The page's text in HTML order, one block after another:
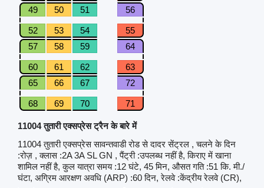
49
50 51 56
52 53 54
55
57
58 59 64
60 61 62
63
65
66 67 72
68 69 70 71
11004 तुतारी एक्सप्रेस ट्रैन के बारे में
11004 तुतारी एक्सप्रेस सावन्तवाडी रोड से दादर सेंट्रल , चलने के दिन
:रोज़ , क्लास :2A 3A SL GN , पैंट्री :उपलब्ध नहीं है, किराए में खाना
शामिल नहीं है, कुल यात्रा समय :12 घंटे, 45 मिन, औसत गति :51 कि. मी./
घंटा, अग्रिम आरक्षण अवधि (ARP) :60 दिन, रेलवे :केंद्रीय रेलवे (CR),